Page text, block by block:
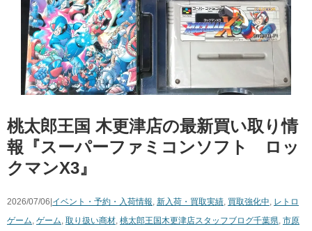
桃太郎王国 木更津店の最新買い取り情
報『スーパーファミコンソフト ロッ
クマンX3』
2026/07/06| イベント・予約・入荷情報, 新入荷・買取実績, 買取強化中, レトロ
ゲーム, ゲーム, 取り扱い商材, 桃太郎王国木更津店スタッフブログ千葉県, 市原